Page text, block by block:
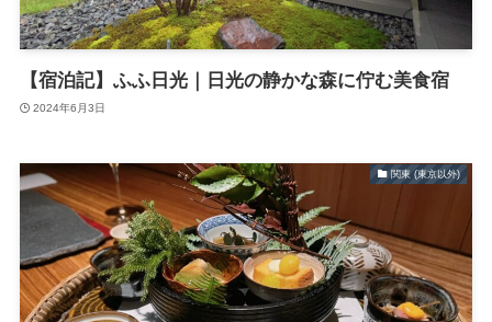
【宿泊記】ふふ日光｜日光の静かな森に佇む美食宿
2024年6月3日
関東 (東京以外)